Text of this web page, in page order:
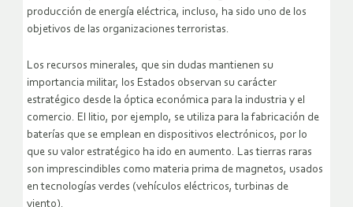
producción de energía eléctrica, incluso, ha sido uno de los
objetivos de las organizaciones terroristas.
Los recursos minerales, que sin dudas mantienen su
importancia militar, los Estados observan su carácter
estratégico desde la óptica económica para la industria y el
comercio. El litio, por ejemplo, se utiliza para la fabricación de
baterías que se emplean en dispositivos electrónicos, por lo
que su valor estratégico ha ido en aumento. Las tierras raras
son imprescindibles como materia prima de magnetos, usados
en tecnologías verdes (vehículos eléctricos, turbinas de
viento).